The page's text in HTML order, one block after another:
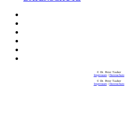
© Dr. Peter Tauber
Impressum| Datenschutz
© Dr. Peter Tauber
Impressum| Datenschutz